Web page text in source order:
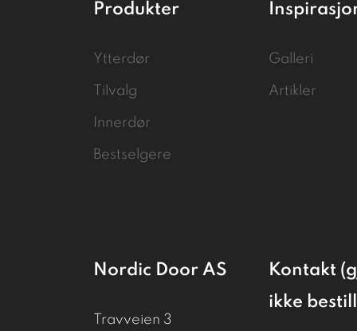
Produkter
Ytterdør
Tilvalg
Innerdør
Bestselgere
Galleri
Artikler
Nordic Door AS
Travveien 3
Kontakt
ikke